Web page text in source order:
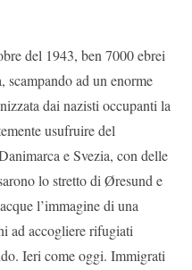
del 1943, ben 7000 ebrei
ad un enorme
dai nazisti occupanti la
usufruire del
e Svezia, con delle
lo stretto di Øresund e
l’immagine di una
ad accogliere rifugiati
Ieri come oggi. Immigrati